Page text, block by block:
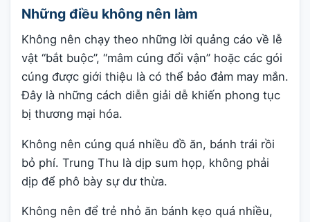
Những điều không nên làm
Không nên chạy theo những lời quảng cáo về lễ
vật “bắt buộc”, “mâm cúng đổi vận” hoặc các gói
cúng được giới thiệu là có thể bảo đảm may mắn.
Đây là những cách diễn giải dễ khiến phong tục
bị thương mại hóa.
Không nên cúng quá nhiều đồ ăn, bánh trái rồi
bỏ phí. Trung Thu là dịp sum họp, không phải
dịp để phô bày sự dư thừa.
Không nên để trẻ nhỏ ăn bánh kẹo quá nhiều,